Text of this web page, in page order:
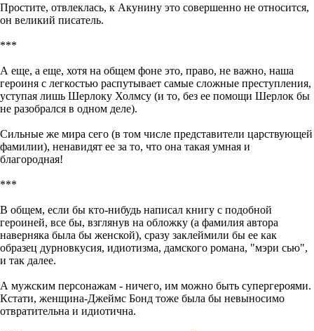
Простите, отвлеклась, к Акунину это совершенно не относится,
он великий писатель.
***
А еще, а еще, хотя на общем фоне это, право, не важно, наша
героиня с легкостью распутывает самые сложные преступления,
уступая лишь Шерлоку Холмсу (и то, без ее помощи Шерлок бы
не разобрался в одном деле).
Сильные же мира сего (в том числе представители царствующей
фамилии), ненавидят ее за то, что она такая умная и
благородная!
***
В общем, если бы кто-нибудь написал книгу с подобной
героиней, все бы, взглянув на обложку (а фамилия автора
наверняка была бы женской), сразу заклеймили бы ее как
образец дурновкусия, идиотизма, дамского романа, "мэри сью",
и так далее.
А мужским персонажам - ничего, им можно быть супергероями.
Кстати, женщина-Джеймс Бонд тоже была бы невыносимо
отвратительна и идиотична.